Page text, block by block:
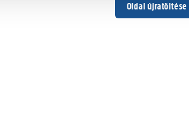
Oldal újratöltése